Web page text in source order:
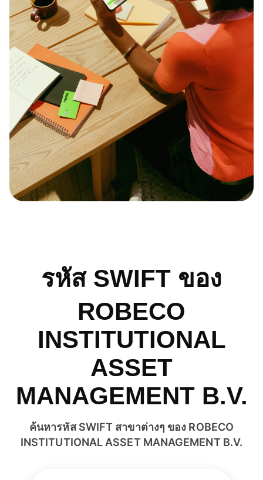
รหัส SWIFT ของ
ROBECO
INSTITUTIONAL
ASSET
MANAGEMENT B.V.
ค้นหารหัส SWIFT สาขาต่างๆ ของ ROBECO
INSTITUTIONAL ASSET MANAGEMENT B.V.